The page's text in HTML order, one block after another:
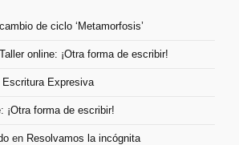
de ciclo ‘Metamorfosis’
Taller online: ¡Otra forma de escribir!
Escritura Expresiva
¡Otra forma de escribir!
en Resolvamos la incógnita